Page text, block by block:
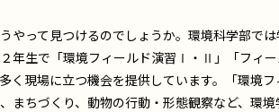
やって見つけるのでしょうか。環境科学部で
年生で「環境フィールド演習Ⅰ・Ⅱ」「フィ
く現場に立つ機会を提供しています。「環境
まちづくり、動物の行動・形態観察など、環